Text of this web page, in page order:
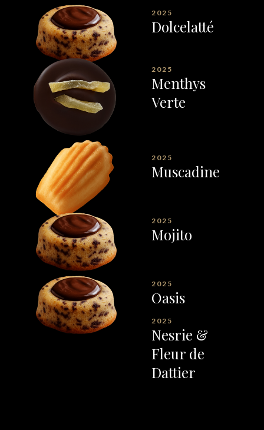
2025
Dolcelatté
2025
Menthys
Verte
2025
Muscadine
2025
Mojito
2025
Oasis
2025
Nesrie &
Fleur de